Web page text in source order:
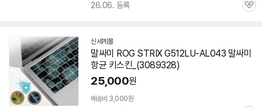
26.06. 등록
관
신세계몰
말싸미 ROG STRIX G512LU-AL043 말싸미
항균 키스킨_(3089328)
25,000원
배송비 3,000원